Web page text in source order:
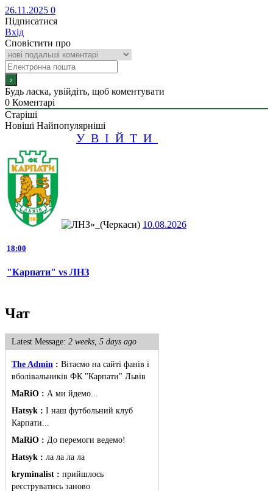
26.11.2025 0
Підписатися
Вхід
Сповістити про
Будь ласка, увійдіть, щоб коментувати
0 Коментарі
Старіші
Новіші Найпопулярніші
УВІЙТИ
10.08.2026
18:00
"Карпати" vs ЛНЗ
Чат
Latest Message: 2 weeks, 5 days ago
The Admin : Вітаємо на сайті фанів і
вболівальників ФК "Карпати" Львів
MaRiO : А ми йдемо...
Hatsyk : І наш футбольний клуб
Карпати...
MaRiO : До перемоги ведемо!
Hatsyk : ла ла ла ла
kryminalist : прийшлось
реєструватись заново